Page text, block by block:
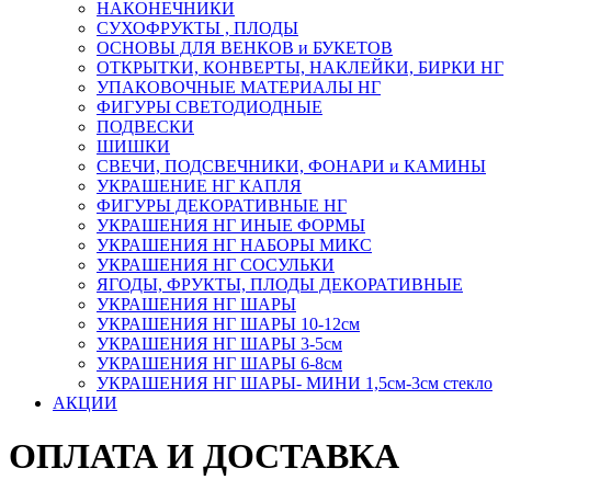
НАКОНЕЧНИКИ
СУХОФРУКТЫ , ПЛОДЫ
ОСНОВЫ ДЛЯ ВЕНКОВ и БУКЕТОВ
ОТКРЫТКИ, КОНВЕРТЫ, НАКЛЕЙКИ, БИРКИ НГ
УПАКОВОЧНЫЕ МАТЕРИАЛЫ НГ
ФИГУРЫ СВЕТОДИОДНЫЕ
ПОДВЕСКИ
ШИШКИ
СВЕЧИ, ПОДСВЕЧНИКИ, ФОНАРИ и КАМИНЫ
УКРАШЕНИЕ НГ КАПЛЯ
ФИГУРЫ ДЕКОРАТИВНЫЕ НГ
УКРАШЕНИЯ НГ ИНЫЕ ФОРМЫ
УКРАШЕНИЯ НГ НАБОРЫ МИКС
УКРАШЕНИЯ НГ СОСУЛЬКИ
ЯГОДЫ, ФРУКТЫ, ПЛОДЫ ДЕКОРАТИВНЫЕ
УКРАШЕНИЯ НГ ШАРЫ
УКРАШЕНИЯ НГ ШАРЫ 10-12см
УКРАШЕНИЯ НГ ШАРЫ 3-5см
УКРАШЕНИЯ НГ ШАРЫ 6-8см
УКРАШЕНИЯ НГ ШАРЫ- МИНИ 1,5см-3см стекло
АКЦИИ
ОПЛАТА И ДОСТАВКА